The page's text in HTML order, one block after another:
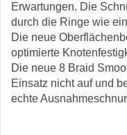
Erwartungen. Die
durch die Ringe wie
Die neue
optimierte
Die neue 8 Braid
Einsatz nicht auf und
echte